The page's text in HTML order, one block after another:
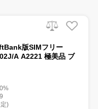
版SIMフリー
A A2221 極美品 ブ
)